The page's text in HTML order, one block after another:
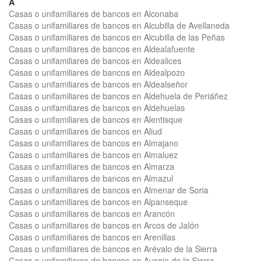
Casas o unifamiliares de bancos en Alconaba
Casas o unifamiliares de bancos en Alcubilla de Avellaneda
Casas o unifamiliares de bancos en Alcubilla de las Peñas
Casas o unifamiliares de bancos en Aldealafuente
Casas o unifamiliares de bancos en Aldealices
Casas o unifamiliares de bancos en Aldealpozo
Casas o unifamiliares de bancos en Aldealseñor
Casas o unifamiliares de bancos en Aldehuela de Periáñez
Casas o unifamiliares de bancos en Aldehuelas
Casas o unifamiliares de bancos en Alentisque
Casas o unifamiliares de bancos en Aliud
Casas o unifamiliares de bancos en Almajano
Casas o unifamiliares de bancos en Almaluez
Casas o unifamiliares de bancos en Almarza
Casas o unifamiliares de bancos en Almazul
Casas o unifamiliares de bancos en Almenar de Soria
Casas o unifamiliares de bancos en Alpanseque
Casas o unifamiliares de bancos en Arancón
Casas o unifamiliares de bancos en Arcos de Jalón
Casas o unifamiliares de bancos en Arenillas
Casas o unifamiliares de bancos en Arévalo de la Sierra